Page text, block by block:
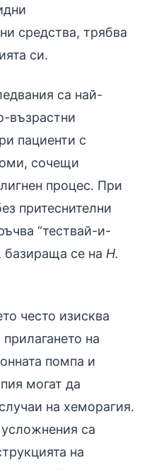
средства, трябва
си.
са най-
възрастни
пациенти с
сочещи
процес. При
притеснителни
“тествай-и-
базираща се на H.
често изисква
на
помпа и
могат да
на хеморагия.
са
на